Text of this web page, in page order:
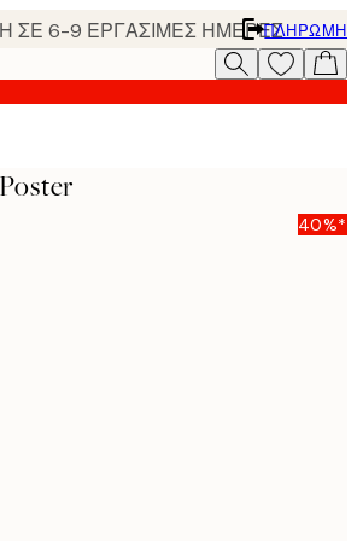
ΣΕ 6-9 ΕΡΓΑΣΙΜΕΣ ΗΜΕΡΕΣΠΛΗΡΩΜΉ
40%*